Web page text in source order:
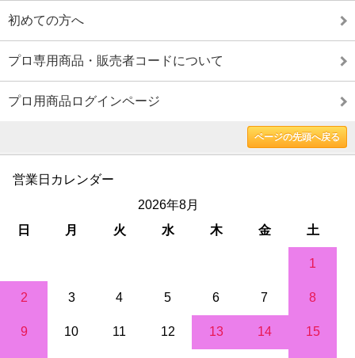
初めての方へ
プロ専用商品・販売者コードについて
プロ用商品ログインページ
ページの先頭へ戻る
営業日カレンダー
2026年8月
日
月 火 水 木 金 土
1
2 3 4 5 6 7 8
9 10 11 12 13 14 15